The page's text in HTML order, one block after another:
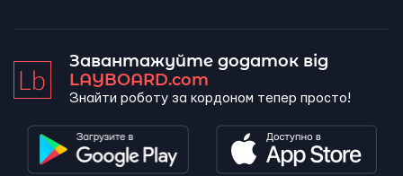
Завантажуйте додаток від
LAYBOARD.com
Знайти роботу за кордоном тепер просто!